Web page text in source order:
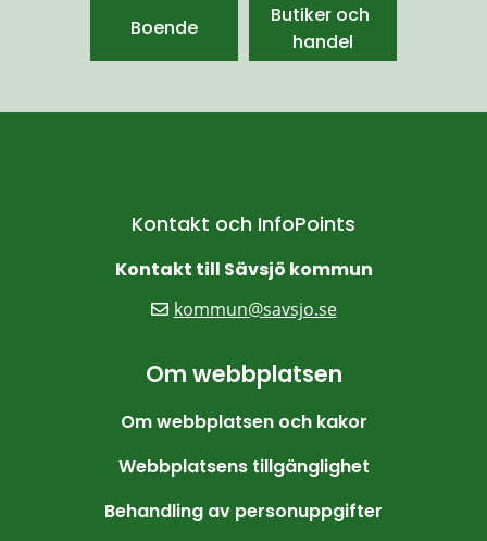
Boende
Butiker och
handel
Kontakt och InfoPoints
Kontakt till Sävsjö kommun
kommun@savsjo.se
Om webbplatsen
Om webbplatsen och kakor
Webbplatsens tillgänglighet
Behandling av personuppgifter